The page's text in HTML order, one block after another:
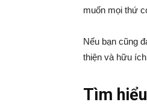
muốn mọi thứ
Nếu bạn cũng
thiện và hữu
Tìm